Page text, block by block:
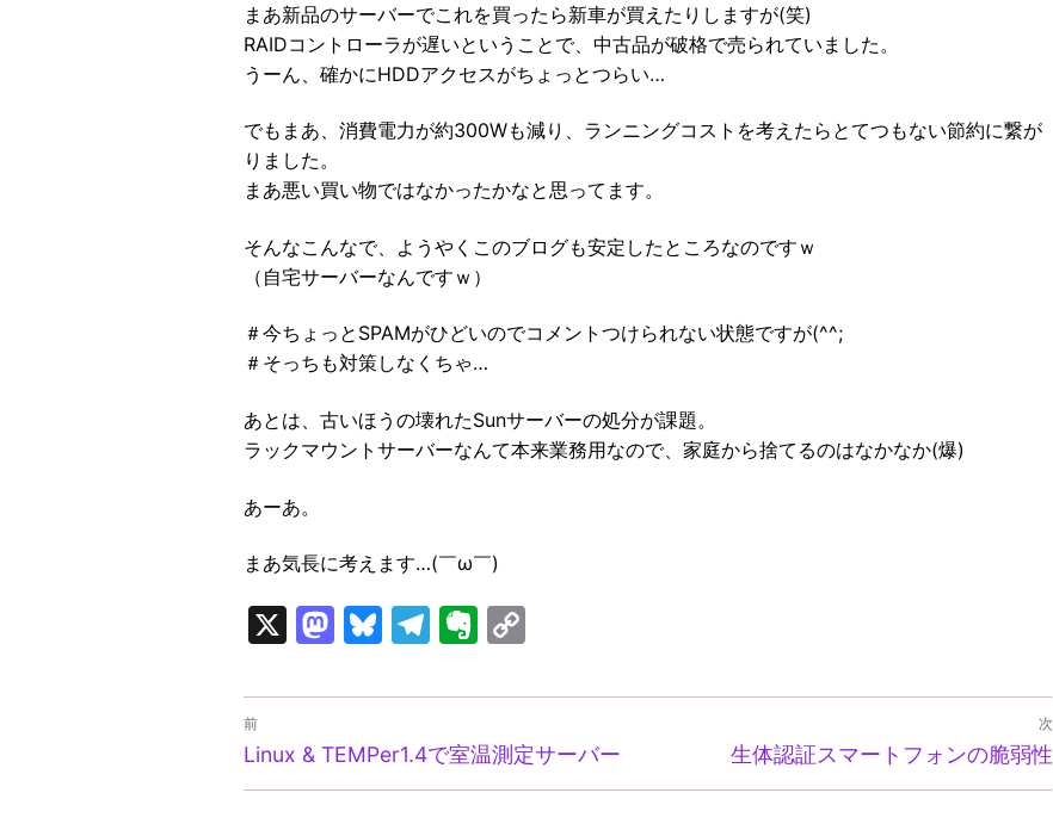
まあ新品のサーバーでこれを買ったら新車が買えたりしますが(笑)
RAIDコントローラが遅いということで、中古品が破格で売られていました。
うーん、確かにHDDアクセスがちょっとつらい…
でもまあ、消費電力が約300Wも減り、ランニングコストを考えたらとてつもない節約に繋が
りました。
まあ悪い買い物ではなかったかなと思ってます。
そんなこんなで、ようやくこのブログも安定したところなのですｗ
（自宅サーバーなんですｗ）
＃今ちょっとSPAMがひどいのでコメントつけられない状態ですが(^^;
＃そっちも対策しなくちゃ…
あとは、古いほうの壊れたSunサーバーの処分が課題。
ラックマウントサーバーなんて本来業務用なので、家庭から捨てるのはなかなか(爆)
あーあ。
まあ気長に考えます…(￣ω￣)
X Mastodon
Bluesky
Telegram
Evernote
投
稿
前
前
Linux & TEMPer1.4で室温測定サーバー
次
次
生体認証スマートフォンの脆弱性